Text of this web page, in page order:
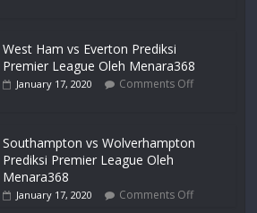
West Ham vs Everton Prediksi
Premier League Oleh Menara368
January 17, 2020 Comments Off
Southampton vs Wolverhampton
Prediksi Premier League Oleh
Menara368
January 17, 2020 Comments Off